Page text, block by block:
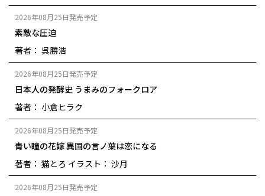
2026年08月25日発売予定
素敵な圧迫
著者： 呉勝浩
2026年08月25日発売予定
日本人の発酵史 うまみのフォークロア
著者： 小倉ヒラク
2026年08月25日発売予定
青い瞳の花嫁 異国の言ノ葉は恋になる
著者： 猫とろ イラスト： 沙月
2026年08月25日発売予定